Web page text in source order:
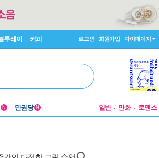
루레이 커피 로그인 회원가입 마이페이지
N 만권당 N 일반 만화 로맨스